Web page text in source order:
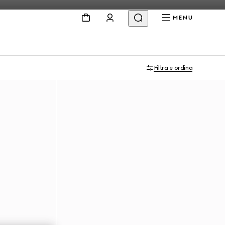
MENU
Filtra e ordina